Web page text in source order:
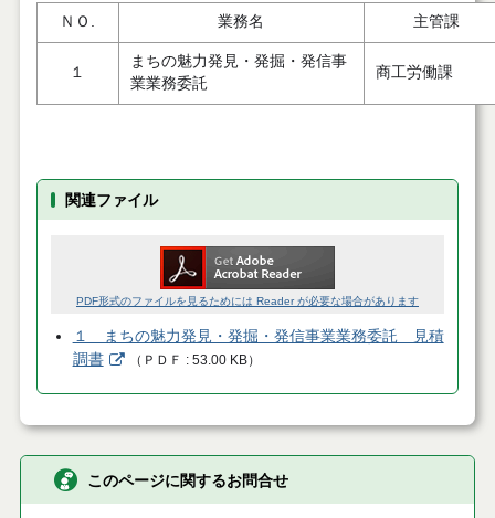
ＮＯ. 業務名 主管課
１
まちの魅力発見・発掘・発信事
業業務委託
商工労働課
関連ファイル
PDF形式のファイルを見るためには Reader が必要な場合があります
１ まちの魅力発見・発掘・発信事業業務委託 見積
調書
（ ＰＤＦ 53.00 KB）
このページに関するお問合せ